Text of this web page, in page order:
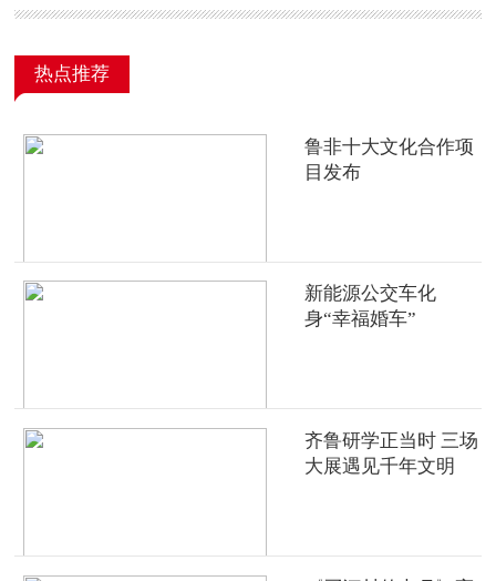
热点推荐
鲁非十大文化合作项
目发布
新能源公交车化
身“幸福婚车”
齐鲁研学正当时 三场
大展遇见千年文明